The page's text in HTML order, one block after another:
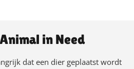
in Need
dat een dier geplaatst wordt